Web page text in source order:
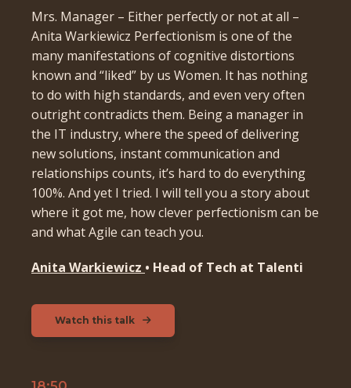
Mrs. Manager – Either perfectly or not at all –
Anita Warkiewicz Perfectionism is one of the
many manifestations of cognitive distortions
known and “liked” by us Women. It has nothing
to do with high standards, and even very often
outright contradicts them. Being a manager in
the IT industry, where the speed of delivering
new solutions, instant communication and
relationships counts, it’s hard to do everything
100%. And yet I tried. I will tell you a story about
where it got me, how clever perfectionism can be
and what Agile can teach you.
Anita Warkiewicz • Head of Tech at Talenti
Watch this talk